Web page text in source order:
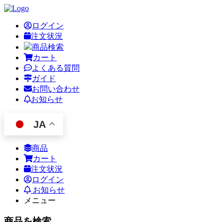
ログイン
注文状況
商品検索
カート
よくある質問
ガイド
お問い合わせ
お知らせ
JA
商品
カート
注文状況
ログイン
お知らせ
メニュー